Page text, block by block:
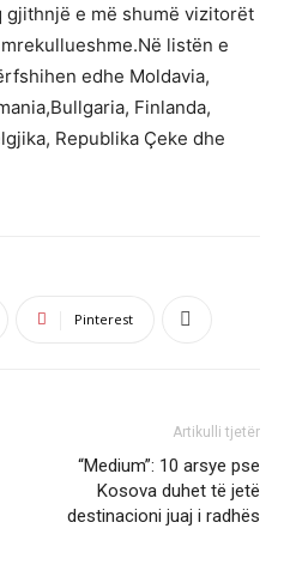
gjithnjë e më shumë vizitorët
listën e
edhe Moldavia,
Finlanda,
Republika Çeke dhe
Pinterest
Artikulli tjetër
“Medium”: 10 arsye pse
Kosova duhet të jetë
destinacioni juaj i radhës